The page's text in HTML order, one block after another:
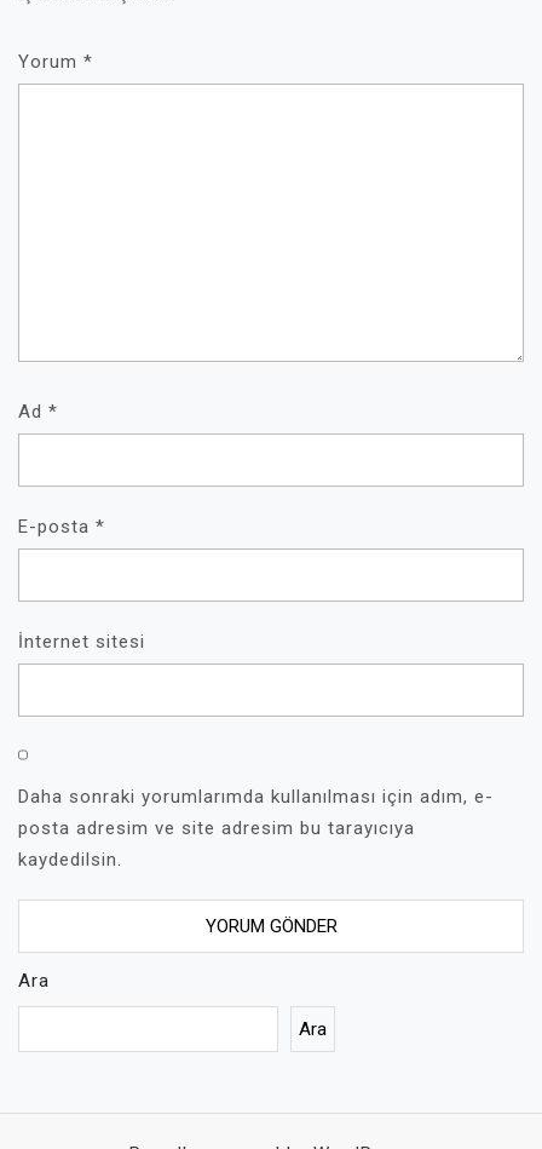
Yorum *
Ad *
E-posta *
İnternet sitesi
Daha sonraki yorumlarımda kullanılması için adım, e-
posta adresim ve site adresim bu tarayıcıya
kaydedilsin.
Ara
Ara